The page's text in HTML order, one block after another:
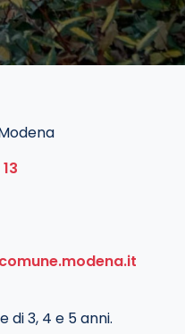
di 3, 4 e 5 anni.